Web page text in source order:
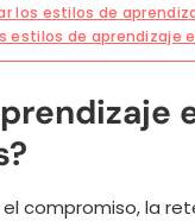
los estilos de
estilos de aprendizaje
compromiso, la